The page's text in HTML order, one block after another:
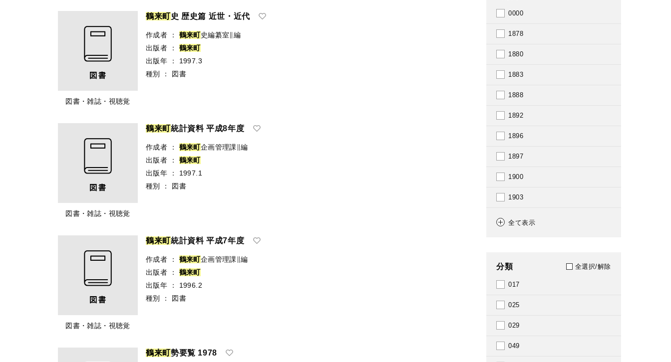
図書・雑誌・視聴覚
鶴来町史 歴史篇 近世・近代
作成者 ： 鶴来町史編纂室∥編
出版者
： 鶴来町
出版年
：
1997.3
種別
： 図書
図書・雑誌・視聴覚
鶴来町統計資料 平成8年度
作成者 ： 鶴来町企画管理課∥編
出版者
： 鶴来町
出版年
：
1997.1
種別
： 図書
図書・雑誌・視聴覚
鶴来町統計資料 平成7年度
作成者 ： 鶴来町企画管理課∥編
出版者
： 鶴来町
出版年
：
1996.2
種別
： 図書
鶴来町勢要覧 1978
0000
1878
1880
1883
1888
1892
1896
1897
1900
1903
1904
全て表示
分類 全選択/解除
017
025
029
049